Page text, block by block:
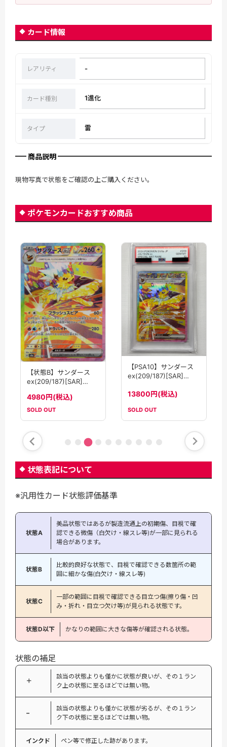
カード情報
レアリティ -
カード種別 1進化
タイプ 雷
商品説明
現物写真で状態をご確認の上ご購入ください。
ポケモンカードおすすめ商品
【状態B】サンダース
ex(209/187)[SAR]
4980円(税込)
SOLD OUT
【PSA10】サンダース
ex(209/187)[SAR]
13800円(税込)
SOLD OUT
状態表記について
※汎用性カード状態評価基準
状態A
美品状態ではあるが製造流通上の初期傷、目視で確
認できる微傷（白欠け・線スレ等)が一部に見られる
場合があります。
状態B
比較的良好な状態で、目視で確認できる数箇所の範
囲に細かな傷(白欠け・線スレ等)
状態C
一部の範囲に目視で確認できる目立つ傷(擦り傷・凹
み・折れ・目立つ欠け等)が見られる状態です。
状態D以下 かなりの範囲に大きな傷等が確認される状態。
状態の補足
＋
該当の状態よりも僅かに状態が良いが、その１ラン
ク上の状態に至るほどでは無い物。
−
該当の状態よりも僅かに状態が劣るが、その１ラン
ク下の状態に至るほどでは無い物。
インクド ペン等で修正した跡があります。